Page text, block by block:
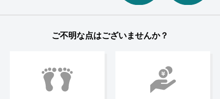
ご不明な点はございませんか？